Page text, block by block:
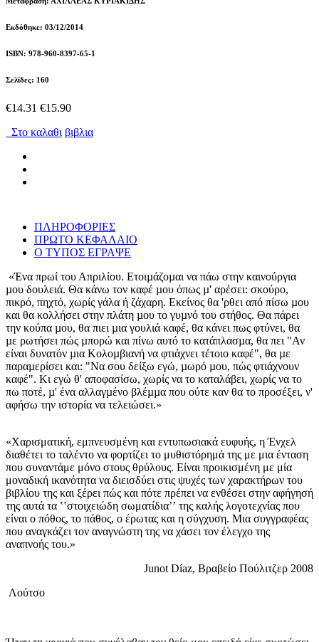
Εκδόθηκε: 03/12/2014
ISBN: 978-960-8397-65-1
Σελίδες: 160
€14.31 €15.90
Στο καλαθι βιβλια
ΠΛΗΡΟΦΟΡΙΕΣ
ΠΡΩΤΟ ΚΕΦΑΛΑΙΟ
Ο ΤΥΠΟΣ ΕΓΡΑΨΕ
«Ένα πρωί του Απριλίου. Ετοιµάζοµαι να πάω στην καινούργια
µου δουλειά. Θα κάνω τον καφέ µου όπως µ' αρέσει: σκούρο,
πικρό, πηχτό, χωρίς γάλα ή ζάχαρη. Εκείνος θα 'ρθει από πίσω µου
και θα κολλήσει στην πλάτη µου το γυµνό του στήθος. Θα πάρει
την κούπα µου, θα πιει µια γουλιά καφέ, θα κάνει πως φτύνει, θα
µε ρωτήσει πώς µπορώ και πίνω αυτό το κατάπλασµα, θα πει "Αν
είναι δυνατόν µια Κολοµβιανή να φτιάχνει τέτοιο καφέ", θα µε
παραµερίσει και: "Να σου δείξω εγώ, µωρό µου, πώς φτιάχνουν
καφέ". Κι εγώ θ' αποφασίσω, χωρίς να το καταλάβει, χωρίς να το
πω ποτέ, µ' ένα αλλαγµένο βλέµµα που ούτε καν θα το προσέξει, ν'
αφήσω την ιστορία να τελειώσει.»
«Χαρισματική, εμπνευσμένη και εντυπωσιακά ευφυής, η Ένχελ
διαθέτει το ταλέντο να φορτίζει το μυθιστόρημά της με μια ένταση
που συναντάμε μόνο στους θρύλους. Είναι προικισμένη με μία
μοναδική ικανότητα να διεισδύει στις ψυχές των χαρακτήρων του
βιβλίου της και ξέρει πώς και πότε πρέπει να ενθέσει στην αφήγησή
της αυτά τα ʽʽστοιχειώδη σωματίδιαʼʼ της καλής λογοτεχνίας που
είναι ο πόθος, το πάθος, ο έρωτας και η σύγχυση. Μια συγγραφέας
που αναγκάζει τον αναγνώστη της να χάσει τον έλεγχο της
αναπνοής του.»
Junot Díaz, Βραβείο Πούλιτζερ 2008
Λούτσο